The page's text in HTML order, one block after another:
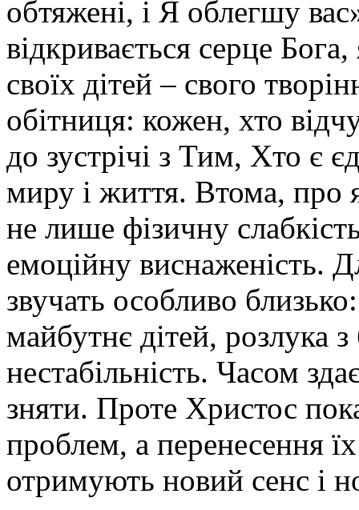
обтяжені, і Я облегшу
відкривається серце
своїх дітей – свого
обітниця: кожен, хто
до зустрічі з Тим, Хто є
миру і життя. Втома, про
не лише фізичну
емоційну виснаженість.
звучать особливо
майбутнє дітей, розлука
нестабільність. Часом
зняти. Проте Христос
проблем, а перенесення
отримують новий сенс і